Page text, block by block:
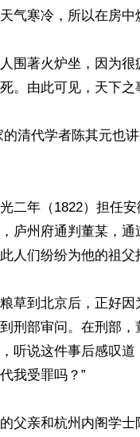
气寒冷，所以在房中
围著火炉坐，因为
。由此可见，天下之
二年（1822）担任
庐州府通判董某，
人们纷纷为他的祖父
草到北京后，正好
刑部审问。在刑部
听说这件事后感叹
我受罪吗？”
父亲和杭州内阁学